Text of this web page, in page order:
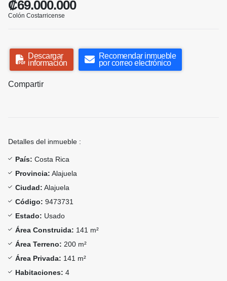
₡69.000.000
Colón Costarricense
Descargar
información
Recomendar inmueble
por correo electrónico
Compartir
Detalles del inmueble :
País: Costa Rica
Provincia: Alajuela
Ciudad: Alajuela
Código: 9473731
Estado: Usado
Área Construida: 141 m²
Área Terreno: 200 m²
Área Privada: 141 m²
Habitaciones: 4